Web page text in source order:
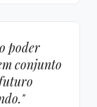
poder
conjunto